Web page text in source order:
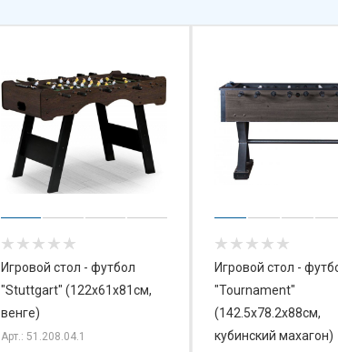
Игровой стол - футбол
"Stuttgart" (122x61x81см,
венге)
Арт.: 51.208.04.1
Игровой стол -
"Tournament"
(142.5x78.2x88см,
кубинский махагон)